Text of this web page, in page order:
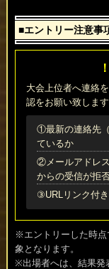
■エントリー注意事
大会上位者へ連絡
認をお願い致します
①最新の連絡先
ているか
②メールアドレ
からの受信が拒
③URLリンク付
※エントリーした時点
象となります。
※出場者へは、結果発